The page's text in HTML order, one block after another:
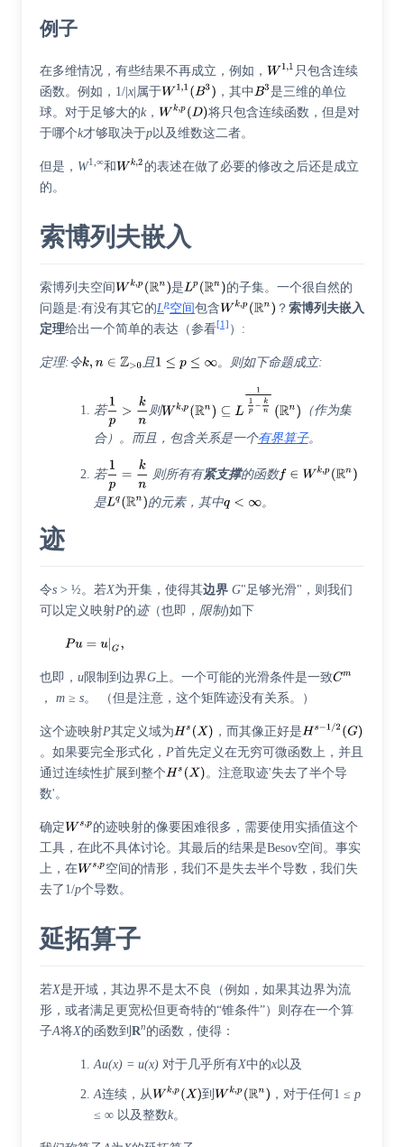
例子
在多维情况，有些结果不再成立，例如，
只包含连续
函数。例如，1/| x |属于 ，其中
是三维的单位
球。对于足够大的k，
将只包含连续函数，但是对
于哪个k才够取决于p以及维数这二者。
但是， W1,∞和
的表述在做了必要的修改之后还是成立
的。
索博列夫嵌入
索博列夫空间 是
的子集。一个很自然的
问题是:有没有其它的Lp空间包含 ？ 索博列夫嵌入
定理给出一个简单的表达（参看 [1] ）:
定理:令 且 。则如下命题成立:
若 则 （作为集
合）。而且，包含关系是一个有界算子。
若 则所有有紧支撑的函数
是 的元素，其中 。
迹
令s > ½。若X为开集，使得其边界 G"足够光滑"，则我们
可以定义映射P的 迹（也即， 限制)如下
也即， u限制到边界G 上。一个可能的光滑条件是一致
， m ≥ s。 （但是注意，这个矩阵迹没有关系。）
这个迹映射P其定义域为
，而其像正好是
。如果要完全形式化， P首先定义在无穷可微函数 上，并且
通过连续性扩展到整个
。注意取迹'失去了半个导
数'。
确定
的迹映射的像要困难很多，需要使用实插值这个
工具，在此不具体讨论。其最后的结果是Besov空间 。事实
上，在
空间的情形，我们不是失去半个导数，我们失
去了1/p个导数。
延拓算子
若X是开域，其边界不是太不良（例如，如果其边界为流
形，或者满足更宽松但更奇特的“锥条件”）则存在一个算
子A将X的函数到 Rn的函数，使得：
Au(x) = u(x)对于几乎所有X中的x以及
A连续，从 到 ，对于任何1 ≤ p
≤ ∞ 以及整数k。